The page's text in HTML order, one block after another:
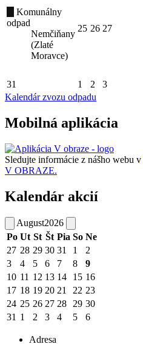
Komunálny
odpad
Nemčiňany
(Zlaté
Moravce)
25 26 27
31 1 2 3
Kalendár zvozu odpadu
Mobilná aplikácia
Sledujte informácie z nášho webu v
V OBRAZE.
Kalendár akcií
August2026
Po Ut St Št Pia So Ne
27 28 29 30 31 1
2
3
4 5 6 7 8
9
10 11 12 13 14 15 16
17 18 19 20 21 22 23
24 25 26 27 28 29 30
31 1 2 3 4 5 6
Adresa